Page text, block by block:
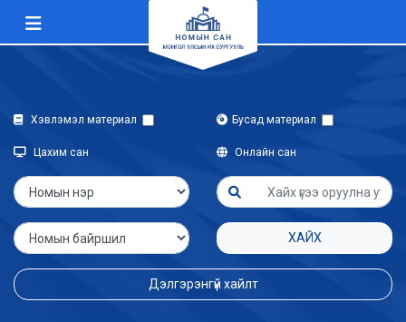
Хэвлэмэл материал Бусад материал
Цахим сан Онлайн сан
ХАЙХ
Дэлгэрэнгүй хайлт